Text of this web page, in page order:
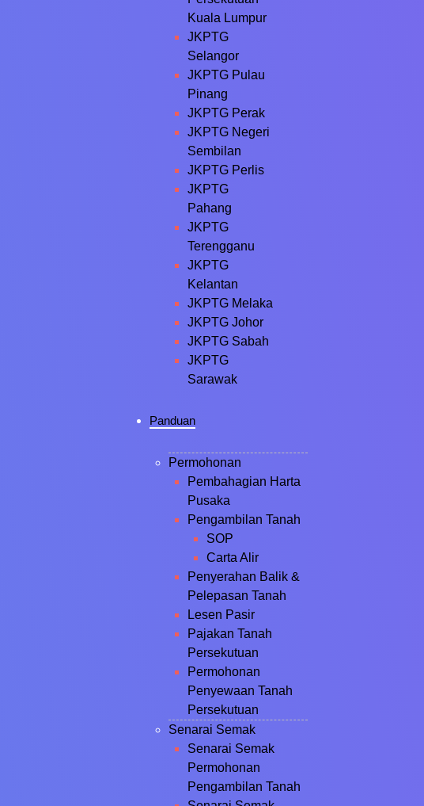
Kuala Lumpur
JKPTG
Selangor
JKPTG Pulau
Pinang
JKPTG Perak
JKPTG Negeri
Sembilan
JKPTG Perlis
JKPTG
Pahang
JKPTG
Terengganu
JKPTG
Kelantan
JKPTG Melaka
JKPTG Johor
JKPTG Sabah
JKPTG
Sarawak
Panduan
Permohonan
Pembahagian Harta
Pusaka
Pengambilan Tanah
SOP
Carta Alir
Penyerahan Balik &
Pelepasan Tanah
Lesen Pasir
Pajakan Tanah
Persekutuan
Permohonan
Penyewaan Tanah
Persekutuan
Senarai Semak
Senarai Semak
Permohonan
Pengambilan Tanah